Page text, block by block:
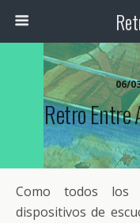
06/
Retro Entre
Como todos los
dispositivos de